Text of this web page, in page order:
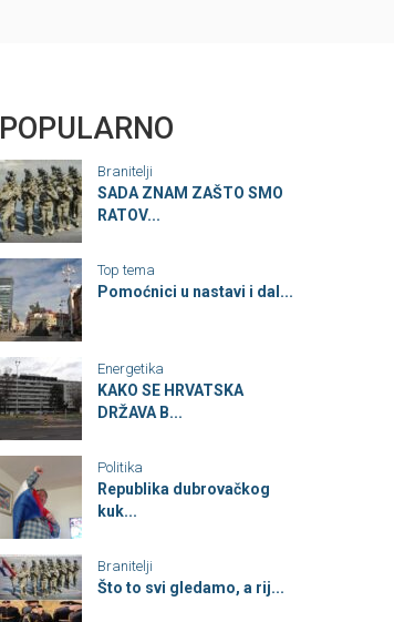
POPULARNO
Branitelji
SADA ZNAM ZAŠTO SMO
RATOV...
Top tema
Pomoćnici u nastavi i dal...
Energetika
KAKO SE HRVATSKA
DRŽAVA B...
Politika
Republika dubrovačkog
kuk...
Branitelji
Što to svi gledamo, a rij...